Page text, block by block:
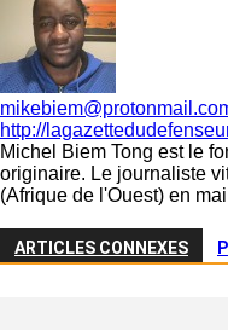
http://
Michel Biem Tong est le
originaire. Le journaliste
(Afrique de l'Ouest) en
ARTICLES CONNEXES